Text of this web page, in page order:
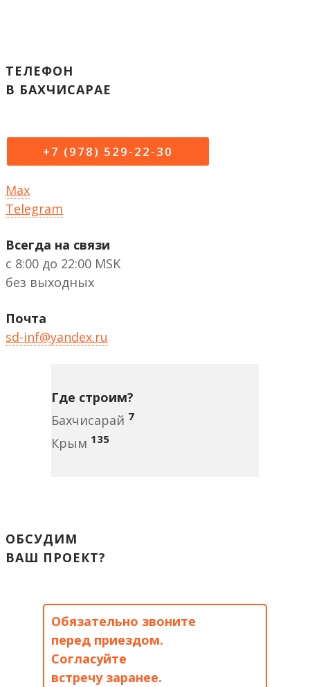
ТЕЛЕФОН
В БАХЧИСАРАЕ
+7 (978) 529-22-30
Max
Telegram
Всегда на связи
с 8:00 до 22:00 MSK
без выходных
Почта
sd-inf@yandex.ru
Где строим?
Бахчисарай 7
Крым 135
ОБСУДИМ
ВАШ ПРОЕКТ?
Обязательно звоните
перед приездом.
Согласуйте
встречу заранее.